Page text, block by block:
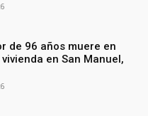
de 96 años muere en
en San Manuel,